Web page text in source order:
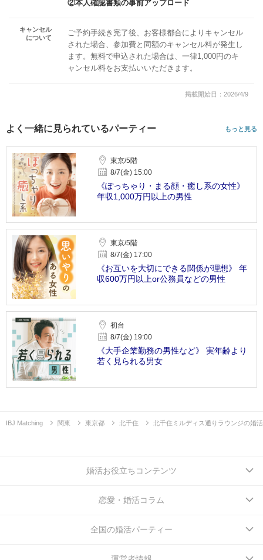
②本人確認書類の事前アップロード
キャンセル
について
ご予約手続き完了後、お客様都合によりキャンセル
された場合、参加費と同額のキャンセル料が発生し
ます。無料で申込された場合は、一律1,000円のキ
ャンセル料をお支払いいただきます。
掲載開始日：2026/4/9
よく一緒に見られているパーティー もっと見る
東京/5階
8/7(金) 15:00
《ぽっちゃり・まる顔・癒し系の女性》
年収1,000万円以上の男性
東京/5階
8/7(金) 17:00
《お互いを大切にできる関係が理想》 年
収600万円以上or公務員などの男性
初台
8/7(金) 19:00
《大手企業勤務の男性など》 実年齢より
若く見られる男女
IBJ Matching 関東 東京都 北千住 北千住ミルディス通りラウンジの婚
婚活お役立ちコンテンツ
恋愛・婚活コラム
全国の婚活パーティー